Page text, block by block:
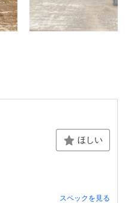
ほしい
スペックを見る